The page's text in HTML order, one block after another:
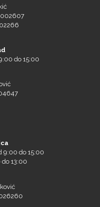
do 15:00
9:00 do 15:00
do 13:00